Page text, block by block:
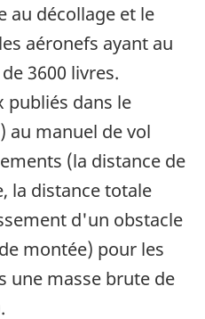
au décollage et le
aéronefs ayant au
3600 livres.
publiés dans le
au manuel de vol
(la distance de
la distance totale
d'un obstacle
montée) pour les
une masse brute de